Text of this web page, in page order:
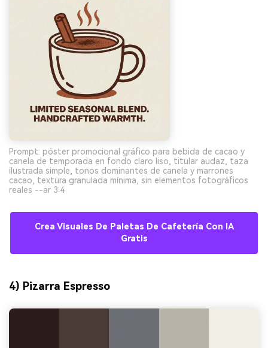
Prompt: póster promocional gráfico para bebida de cacao y
canela de temporada en fondo claro liso, titular audaz, taza
ilustrada simple, tonos dominantes de canela y marrones
cacao, textura granulada mínima, sin elementos fotográficos
reales --ar 3:4
Crea Visuales De Paletas De Cafetería Con IA
Gratis
4) Pizarra Espresso